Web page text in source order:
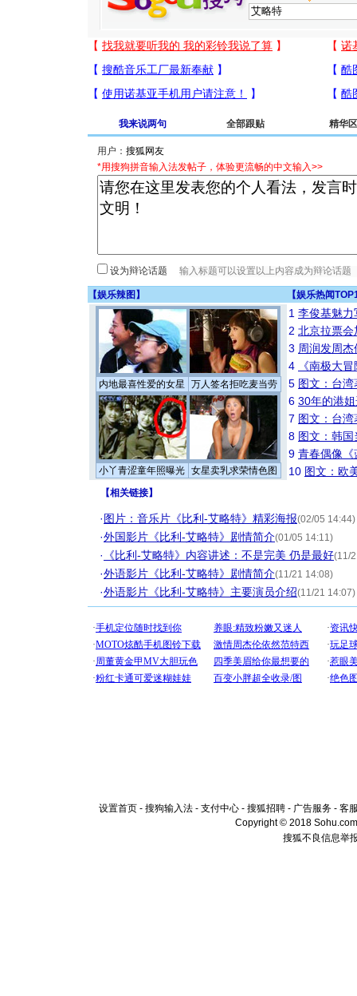
我来说两句 全部跟贴 精华区
用户：
*用搜狗拼音输入法发帖子，体验更流畅的中文输入>>
设为辩论话题
【娱乐辣图 】 【娱乐热闻
内地最喜性爱的女星 万人签名拒吃麦当劳
小丫青涩童年照曝光 女星卖乳求荣情色图
1 李俊基魅力
2 北京拉票
3 周润发周
4
《南极大
5 图文：台
6 30年的港
7 图文：台
8 图文：韩
9 青春偶像《
10 图文：欧
【相关链接】
·图片：音乐片《比利-艾略特》精彩海报(02/05 14:44)
·外国影片《比利-艾略特》剧情简介(01/05 14:11)
· 《比利-艾略特》内容讲述：不是完美 仍是最好(11/
·外语影片《比利-艾略特》剧情简介(11/21 14:08)
·外语影片《比利-艾略特》主要演员介绍(11/21 14:07)
设置首页 - 搜狗输入法 - 支付中心 - 搜狐招聘 - 广告服务 - 客
Copyright © 2018
搜狐不良信息举